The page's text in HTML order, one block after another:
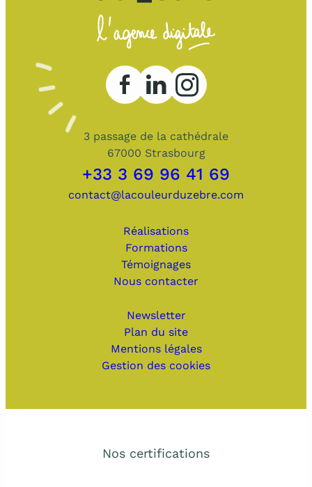
3 passage de la cathédrale
67000 Strasbourg
+33 3 69 96 41 69
contact@lacouleurduzebre.com
Réalisations
Formations
Témoignages
Nous contacter
Newsletter
Plan du site
Mentions légales
Gestion des cookies
Nos certifications